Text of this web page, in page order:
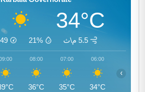
34°C
5.5 م\ث 21%
06:00
34°C
07:00
35°C
08:00
36°C
›